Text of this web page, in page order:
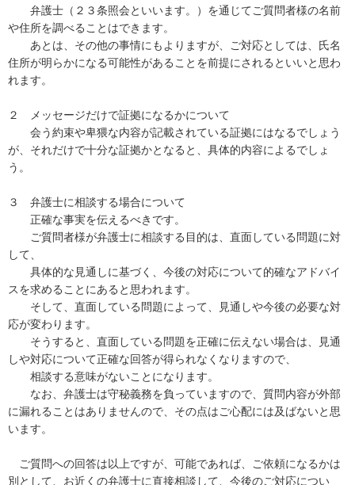
弁護士（２３条照会といいます。）を通じてご質問者様の名前
や住所を調べることはできます。
あとは、その他の事情にもよりますが、ご対応としては、氏名
住所が明らかになる可能性があることを前提にされるといいと思わ
れます。
２　メッセージだけで証拠になるかについて
会う約束や卑猥な内容が記載されている証拠にはなるでしょう
が、それだけで十分な証拠かとなると、具体的内容によるでしょ
う。
３　弁護士に相談する場合について
正確な事実を伝えるべきです。
ご質問者様が弁護士に相談する目的は、直面している問題に対
して、
具体的な見通しに基づく、今後の対応について的確なアドバイ
スを求めることにあると思われます。
そして、直面している問題によって、見通しや今後の必要な対
応が変わります。
そうすると、直面している問題を正確に伝えない場合は、見通
しや対応について正確な回答が得られなくなりますので、
相談する意味がないことになります。
なお、弁護士は守秘義務を負っていますので、質問内容が外部
に漏れることはありませんので、その点はご心配には及ばないと思
います。
ご質問への回答は以上ですが、可能であれば、ご依頼になるかは
別として、お近くの弁護士に直接相談して、今後のご対応につい